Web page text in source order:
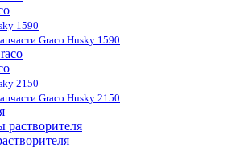
1590
Graco Husky 1590
2150
Graco Husky 2150